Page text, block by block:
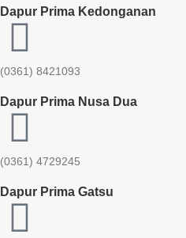
Dapur Prima Kedonganan
(0361) 8421093
Dapur Prima Nusa Dua
(0361) 4729245
Dapur Prima Gatsu